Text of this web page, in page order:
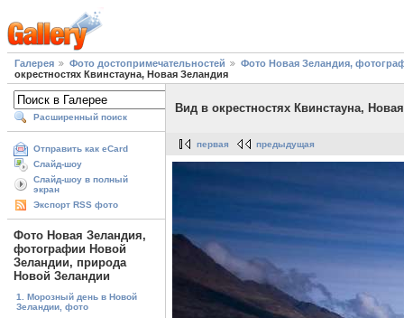
Галерея Фото достопримечательностей
Фото Новая Зеландия,
окрестностях Квинстауна, Новая Зеландия
Расширенный поиск
Отправить как eCard
Слайд-шоу
Слайд-шоу в полный
экран
Экспорт RSS фото
Фото Новая Зеландия,
фотографии Новой
Зеландии, природа
Новой Зеландии
1. Морозный день в Новой
Зеландии, фото
Вид в окрестностях Квинстауна,
первая предыдущая